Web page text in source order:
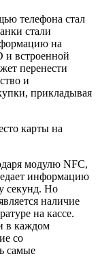
телефона стал
стали
на
и встроенной
перенести
и
прикладывая
модулю NFC,
информацию
секунд. Но
наличие
на кассе.
в каждом
со
самые